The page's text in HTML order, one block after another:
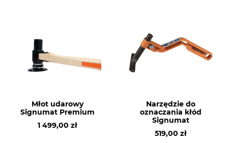
Młot udarowy
Signumat Premium
1 499,00 zł
Narzędzie do
oznaczania kłód
Signumat
519,00 zł